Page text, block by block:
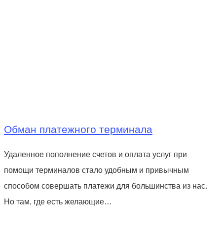
Обман платежного терминала
Удаленное пополнение счетов и оплата услуг при
помощи терминалов стало удобным и привычным
способом совершать платежи для большинства из нас.
Но там, где есть желающие…